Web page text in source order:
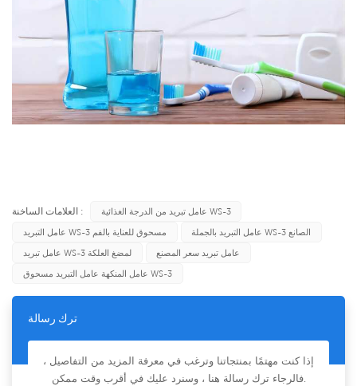
العلامات الساخنة :
عامل تبريد من الدرجة الغذائية WS-3
عامل التبريد WS-3 مسحوق للعناية بالفم
عامل التبريد بالجملة WS-3 الصانع
عامل تبريد WS-3 لمضغ العلكة
عامل تبريد سعر المصنع
عامل المنكهة عامل التبريد مسحوق WS-3
ترك رسالة
إذا كنت مهتمًا بمنتجاتنا وترغب في معرفة المزيد من التفاصيل ،
فالرجاء ترك رسالة هنا ، وسنرد عليك في أقرب وقت ممكن.